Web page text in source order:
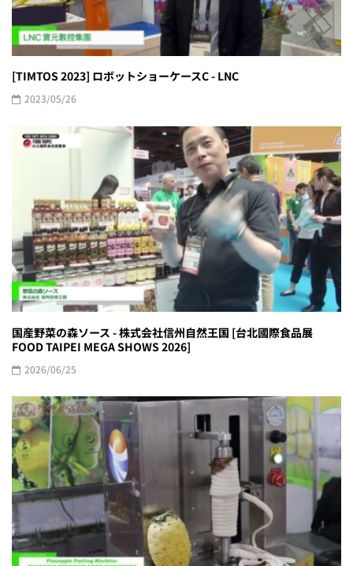
[TIMTOS 2023] ロボットショーケースC - LNC
2023/05/26
国産野菜の森ソース - 株式会社信州自然王国 [台北國際食品展
FOOD TAIPEI MEGA SHOWS 2026]
2026/06/25